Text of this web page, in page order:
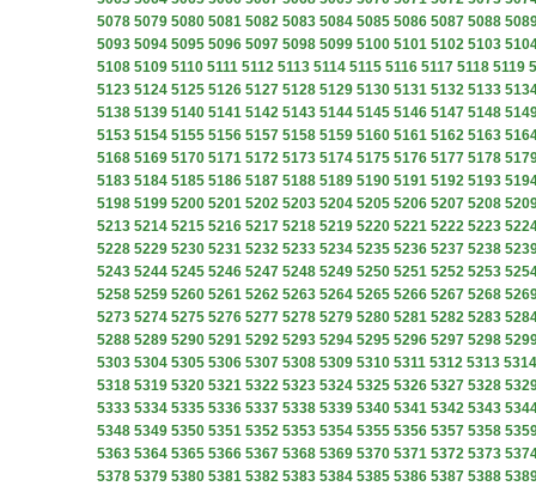
5078 5079 5080 5081 5082 5083 5084 5085 5086 5087 5088
5093 5094 5095 5096 5097 5098 5099 5100 5101 5102 5103
5108 5109 5110 5111 5112 5113 5114 5115 5116 5117 5118 5119
5123 5124 5125 5126 5127 5128 5129 5130 5131 5132 5133
5138 5139 5140 5141 5142 5143 5144 5145 5146 5147 5148
5153 5154 5155 5156 5157 5158 5159 5160 5161 5162 5163
5168 5169 5170 5171 5172 5173 5174 5175 5176 5177 5178
5183 5184 5185 5186 5187 5188 5189 5190 5191 5192 5193
5198 5199 5200 5201 5202 5203 5204 5205 5206 5207 5208
5213 5214 5215 5216 5217 5218 5219 5220 5221 5222 5223
5228 5229 5230 5231 5232 5233 5234 5235 5236 5237 5238
5243 5244 5245 5246 5247 5248 5249 5250 5251 5252 5253
5258 5259 5260 5261 5262 5263 5264 5265 5266 5267 5268
5273 5274 5275 5276 5277 5278 5279 5280 5281 5282 5283
5288 5289 5290 5291 5292 5293 5294 5295 5296 5297 5298
5303 5304 5305 5306 5307 5308 5309 5310 5311 5312 5313 5314
5318 5319 5320 5321 5322 5323 5324 5325 5326 5327 5328
5333 5334 5335 5336 5337 5338 5339 5340 5341 5342 5343
5348 5349 5350 5351 5352 5353 5354 5355 5356 5357 5358
5363 5364 5365 5366 5367 5368 5369 5370 5371 5372 5373
5378 5379 5380 5381 5382 5383 5384 5385 5386 5387 5388